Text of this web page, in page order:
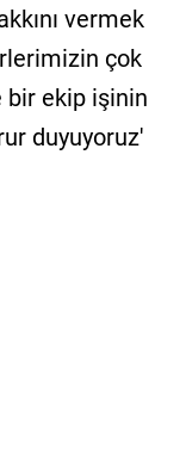
vermek
çok
bir ekip işinin
duyuyoruz'